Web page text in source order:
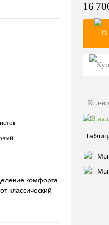
комфорта.
классический
16
Кол-
Мы
Мы